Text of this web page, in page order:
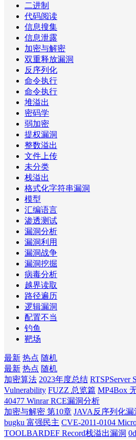
二进制
代码阅读
信息搜集
信息泄露
加密与解密
双重释放漏洞
反序列化
命令执行
命令执行
堆溢出
密码学
弱加密
提权漏洞
整数溢出
文件上传
未分类
栈溢出
格式化字符串漏洞
模型
汇编语言
渗透测试
漏洞分析
漏洞利用
漏洞战争
漏洞挖掘
病毒分析
越界读取
路径遍历
逻辑漏洞
配置不当
钓鱼
靶场
最新 热点 随机
最新 热点 随机
加密算法 2023年度总结 RTSPServer
Vulnerability FUZZ 总览篇 MP4Box
40477 Winrar RCE漏洞分析
加密与解密 第10章 JAVA反序列化
bugku 富强民主 CVE-2011-0104
TOOLBARDEF Record栈溢出漏洞